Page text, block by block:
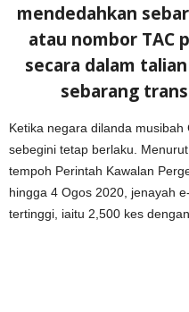
mendedahkan
atau nombor TAC
secara dalam
sebarang
Ketika negara dilanda
sebegini tetap berlaku.
tempoh Perintah Kawalan
hingga 4 Ogos 2020, jenayah
tertinggi, iaitu 2,500 kes